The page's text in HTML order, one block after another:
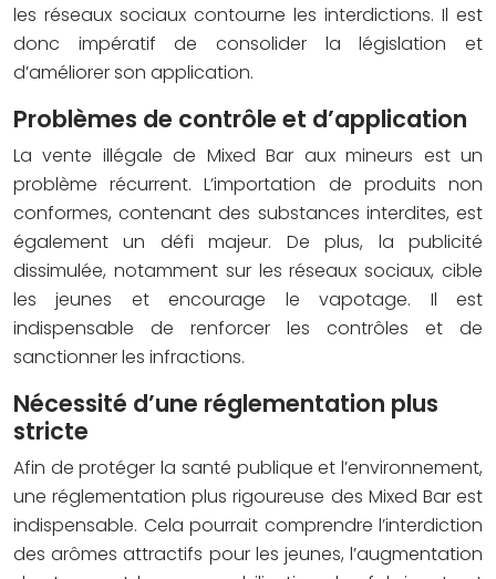
les réseaux sociaux contourne les interdictions. Il est
donc impératif de consolider la législation et
d’améliorer son application.
Problèmes de contrôle et d’application
La vente illégale de Mixed Bar aux mineurs est un
problème récurrent. L’importation de produits non
conformes, contenant des substances interdites, est
également un défi majeur. De plus, la publicité
dissimulée, notamment sur les réseaux sociaux, cible
les jeunes et encourage le vapotage. Il est
indispensable de renforcer les contrôles et de
sanctionner les infractions.
Nécessité d’une réglementation plus
stricte
Afin de protéger la santé publique et l’environnement,
une réglementation plus rigoureuse des Mixed Bar est
indispensable. Cela pourrait comprendre l’interdiction
des arômes attractifs pour les jeunes, l’augmentation